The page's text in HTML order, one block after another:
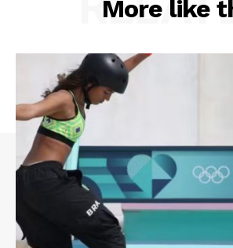
More like